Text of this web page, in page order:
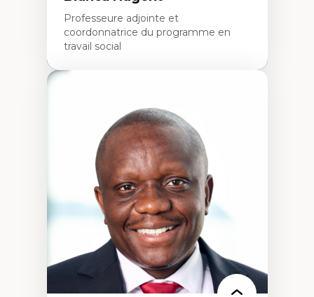
Professeure adjointe et
coordonnatrice du programme en
travail social
Travail social, action et justice sociale
Fondements de l’intervention et des
nouvelles pratiques en travail social et en
éducation inclusive
Minorités linguistiques, offre active et
francophonie plurielle en contexte
linguistique minoritaire
Études critiques sur le handicap, la
neurodiversité, l'agentivité et les injustices
épistémiques
Intersectionnalité et réalités 2SLGBTQ+
Méthodes d’interventions et approches
antiraciste, décoloniale, anti-oppressive
Approche interculturelle critique
Pair-aidance, proche aidance, famille
choisie et soutien mutuel
Intervention de groupe, communautaire,